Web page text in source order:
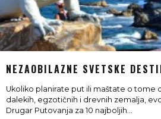
NEZAOBILAZNE SVETSKE
Ukoliko planirate put ili maštate o tome
dalekih, egzotičnih i drevnih zemalja,
Drugar Putovanja za 10 najboljih